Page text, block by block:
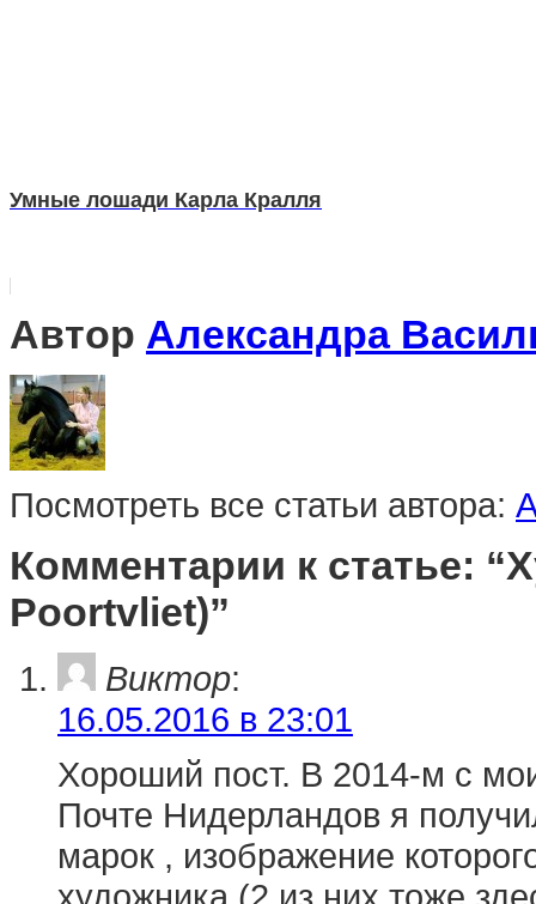
Умные лошади Карла Кралля
Автор Александра
Посмотреть все статьи автора:
Комментарии к статье:
Poortvliet)”
Виктор:
16.05.2016 в 23:01
Хороший пост. В 2014-м с
Почте Нидерландов я
марок , изображение
художника (2 из них тоже